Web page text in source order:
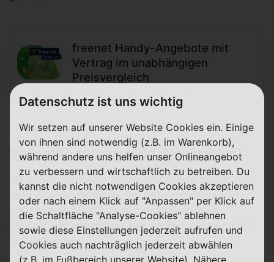
freenet Handy-Angebote mit
Vertrag im unabhängigen
Preisvergleich
freenet Gutscheincode (Neukunden)
Mit einemfreenet Gutscheincodekannst du mitunter
beim Provider direkt auf der Seite noch ein wenig
mehr sparen. Meist lohnen sich aber einzelne
Aktionstarife mehr als so eine generelle Rabattaktion
für Neukunden.
Datenschutz ist uns wichtig
Wir setzen auf unserer Website Cookies ein. Einige
von ihnen sind notwendig (z.B. im Warenkorb),
während andere uns helfen unser Onlineangebot
zu verbessern und wirtschaftlich zu betreiben. Du
kannst die nicht notwendigen Cookies akzeptieren
oder nach einem Klick auf "Anpassen" per Klick auf
die Schaltfläche "Analyse-Cookies" ablehnen
sowie diese Einstellungen jederzeit aufrufen und
Cookies auch nachträglich jederzeit abwählen
(z.B. im Fußbereich unserer Website). Nähere